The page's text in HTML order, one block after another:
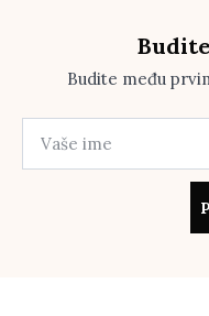
Budite među